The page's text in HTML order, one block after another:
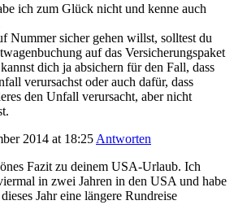
ich zum Glück nicht und kenne auch
Nummer sicher gehen willst, solltest du
auf das Versicherungspaket
dich ja absichern für den Fall, dass
verursachst oder auch dafür, dass
den Unfall verursacht, aber nicht
2014 at 18:25 Antworten
Fazit zu deinem USA-Urlaub. Ich
in zwei Jahren in den USA und habe
Jahr eine längere Rundreise